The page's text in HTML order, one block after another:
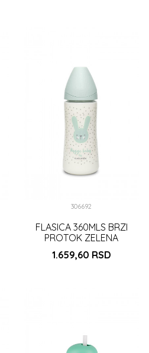
306692
FLASICA 360MLS BRZI
PROTOK ZELENA
)
1.659,60 RSD